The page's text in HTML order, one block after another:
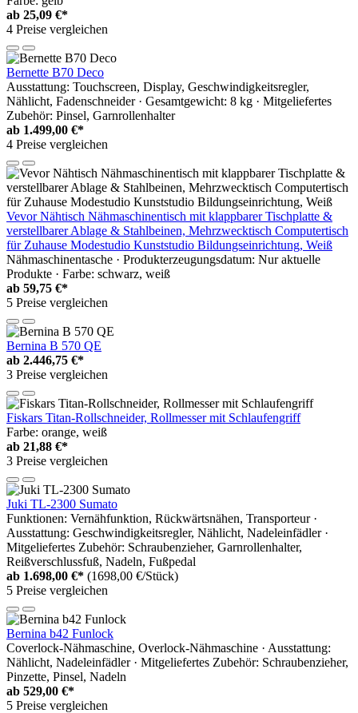
ab 25,09 €*
4 Preise vergleichen
Bernette B70 Deco
Ausstattung: Touchscreen, Display, Geschwindigkeitsregler,
Nählicht, Fadenschneider · Gesamtgewicht: 8 kg · Mitgeliefertes
Zubehör: Pinsel, Garnrollenhalter
ab 1.499,00 €*
4 Preise vergleichen
Vevor Nähtisch Nähmaschinentisch mit klappbarer Tischplatte &
verstellbarer Ablage & Stahlbeinen, Mehrzwecktisch Computertisch
für Zuhause Modestudio Kunststudio Bildungseinrichtung, Weiß
Nähmaschinentasche · Produkterzeugungsdatum: Nur aktuelle
Produkte · Farbe: schwarz, weiß
ab 59,75 €*
5 Preise vergleichen
Bernina B 570 QE
ab 2.446,75 €*
3 Preise vergleichen
Fiskars Titan-Rollschneider, Rollmesser mit Schlaufengriff
Farbe: orange, weiß
ab 21,88 €*
3 Preise vergleichen
Juki TL-2300 Sumato
Funktionen: Vernähfunktion, Rückwärtsnähen, Transporteur ·
Ausstattung: Geschwindigkeitsregler, Nählicht, Nadeleinfädler ·
Mitgeliefertes Zubehör: Schraubenzieher, Garnrollenhalter,
Reißverschlussfuß, Nadeln, Fußpedal
ab 1.698,00 €* (1698,00 €/Stück)
5 Preise vergleichen
Bernina b42 Funlock
Coverlock-Nähmaschine, Overlock-Nähmaschine · Ausstattung:
Nählicht, Nadeleinfädler · Mitgeliefertes Zubehör: Schraubenzieher,
Pinzette, Pinsel, Nadeln
ab 529,00 €*
5 Preise vergleichen